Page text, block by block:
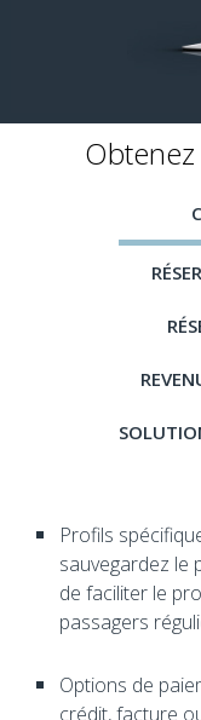
Profils
sauvegardez le
de faciliter le
passagers
Options de
crédit, facture